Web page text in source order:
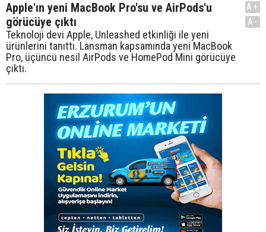
Apple'ın yeni MacBook Pro'su ve AirPods'u
görücüye çıktı
Teknoloji devi Apple, Unleashed etkinliği ile yeni
ürünlerini tanıttı. Lansman kapsamında yeni MacBook
Pro, üçüncü nesil AirPods ve HomePod Mini görücüye
çıktı.
A+
A-